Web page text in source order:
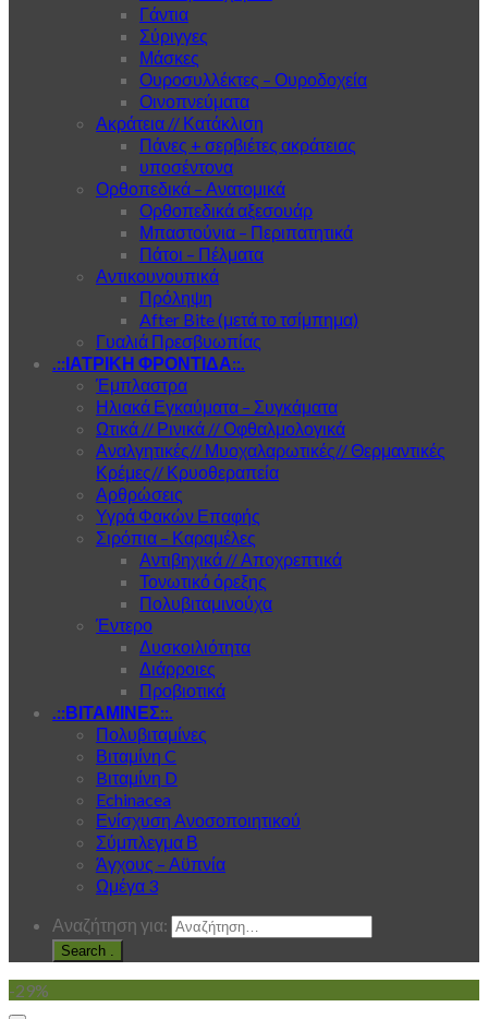
Γάντια
Σύριγγες
Μάσκες
Ουροσυλλέκτες – Ουροδοχεία
Οινοπνεύματα
Ακράτεια // Κατάκλιση
Πάνες + σερβιέτες ακράτειας
υποσέντονα
Ορθοπεδικά – Ανατομικά
Ορθοπεδικά αξεσουάρ
Μπαστούνια – Περιπατητικά
Πάτοι – Πέλματα
Αντικουνουπικά
Πρόληψη
After Bite (μετά το τσίμπημα)
Γυαλιά Πρεσβυωπίας
.::ΙΑΤΡΙΚΗ ΦΡΟΝΤΙΔΑ::.
Έμπλαστρα
Ηλιακά Εγκαύματα – Συγκάματα
Ωτικά // Ρινικά // Οφθαλμολογικά
Αναλγητικές// Μυοχαλαρωτικές// Θερμαντικές
Κρέμες// Κρυοθεραπεία
Αρθρώσεις
Υγρά Φακών Επαφής
Σιρόπια – Καραμέλες
Αντιβηχικά // Αποχρεπτικά
Τονωτικό όρεξης
Πολυβιταμινούχα
Έντερο
Δυσκοιλιότητα
Διάρροιες
Προβιοτικά
.::ΒΙΤΑΜΙΝΕΣ::.
Πολυβιταμίνες
Βιταμίνη C
Bιταμίνη D
Echinacea
Ενίσχυση Ανοσοποιητικού
Σύμπλεγμα Β
Άγχους – Αϋπνία
Ωμέγα 3
Αναζήτηση για:
.
-29%